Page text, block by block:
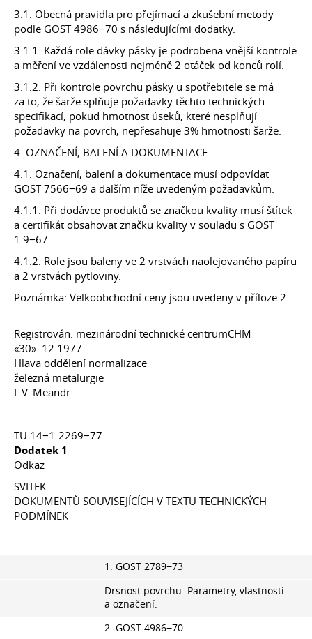
3.1. Obecná pravidla pro přejímací a zkušební metody
podle GOST 4986−70 s následujícími dodatky.
3.1.1. Každá role dávky pásky je podrobena vnější kontrole
a měření ve vzdálenosti nejméně 2 otáček od konců rolí.
3.1.2. Při kontrole povrchu pásky u spotřebitele se má
za to, že šarže splňuje požadavky těchto technických
specifikací, pokud hmotnost úseků, které nesplňují
požadavky na povrch, nepřesahuje 3% hmotnosti šarže.
4. OZNAČENÍ, BALENÍ A DOKUMENTACE
4.1. Označení, balení a dokumentace musí odpovídat
GOST 7566−69 a dalším níže uvedeným požadavkům.
4.1.1. Při dodávce produktů se značkou kvality musí štítek
a certifikát obsahovat značku kvality v souladu s GOST
1.9−67.
4.1.2. Role jsou baleny ve 2 vrstvách naolejovaného papíru
a 2 vrstvách pytloviny.
Poznámka: Velkoobchodní ceny jsou uvedeny v příloze 2.
Registrován: mezinárodní technické centrumCHM
«30». 12.1977
Hlava oddělení normalizace
železná metalurgie
L.V. Meandr.
TU 14−1-2269−77
Dodatek 1
Odkaz
SVITEK
DOKUMENTŮ SOUVISEJÍCÍCH V TEXTU TECHNICKÝCH
PODMÍNEK
1. GOST 2789−73
Drsnost povrchu. Parametry, vlastnosti
a označení.
2. GOST 4986−70